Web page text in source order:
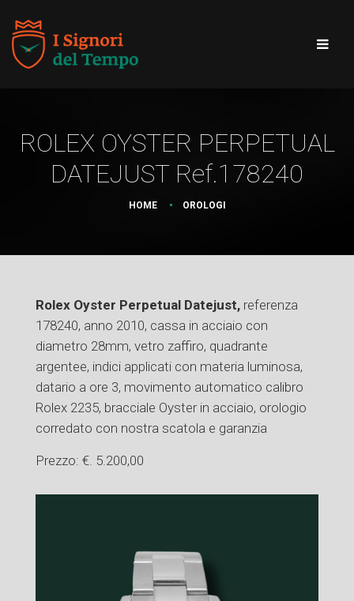
ROLEX OYSTER PERPETUAL
DATEJUST Ref.178240
HOME OROLOGI
Rolex Oyster Perpetual Datejust,referenza
178240, anno 2010, cassa in acciaio con
diametro 28mm, vetro zaffiro, quadrante
argentee, indici applicati con materia luminosa,
datario a ore 3, movimento automatico calibro
Rolex 2235, bracciale Oyster in acciaio, orologio
corredato con nostra scatola e garanzia
Prezzo: €. 5.200,00